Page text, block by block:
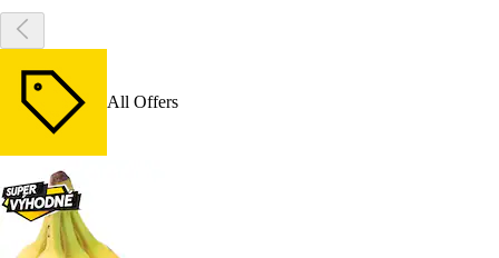
All Offers